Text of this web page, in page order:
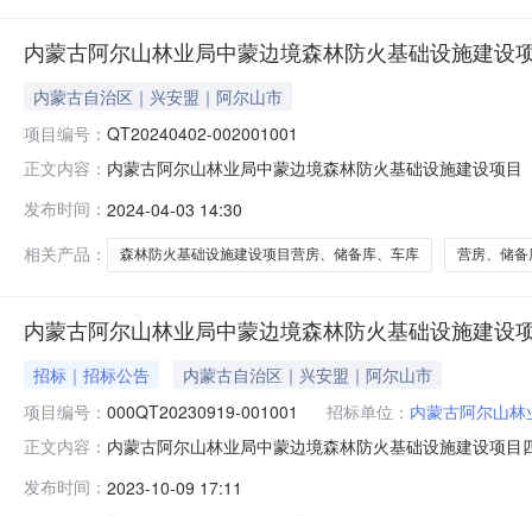
内蒙古阿尔山林业局中蒙边境森林防火基础设施建设
内蒙古自治区｜兴安盟｜阿尔山市
项目编号： QT20240402-002001001
正文内容： 内蒙古阿尔山林业局中蒙边境森林防火基础设施建设项
项目（三标段）营房、储备库、车库等.docx附件下载：
发布时间： 2024-04-03 14:30
相关产品：
森林防火基础设施建设项目营房、储备库、车库 营房、储备
内蒙古阿尔山林业局中蒙边境森林防火基础设施建设
招标｜招标公告
内蒙古自治区｜兴安盟｜阿尔山市
项目编号： 000QT20230919-001001 招标单位： 内蒙古阿尔山林
正文内容： 内蒙古阿尔山林业局中蒙边境森林防火基础设施建设项
发布时间： 2023-10-09 17:11